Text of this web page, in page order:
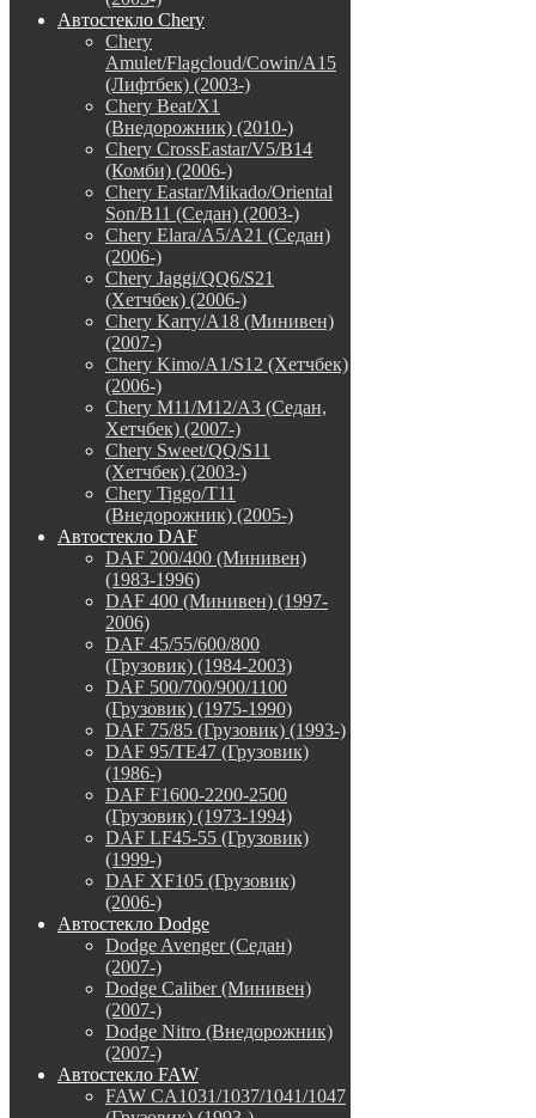
Автостекло Chery
Chery
Amulet/Flagcloud/Cowin/A15
(Лифтбек) (2003-)
Chery Beat/X1
(Внедорожник) (2010-)
Chery CrossEastar/V5/B14
(Комби) (2006-)
Chery Eastar/Mikado/Oriental
Son/B11 (Седан) (2003-)
Chery Elara/A5/A21 (Седан)
(2006-)
Chery Jaggi/QQ6/S21
(Хетчбек) (2006-)
Chery Karry/A18 (Минивен)
(2007-)
Chery Kimo/A1/S12 (Хетчбек)
(2006-)
Chery M11/M12/A3 (Седан,
Хетчбек) (2007-)
Chery Sweet/QQ/S11
(Хетчбек) (2003-)
Chery Tiggo/T11
(Внедорожник) (2005-)
Автостекло DAF
DAF 200/400 (Минивен)
(1983-1996)
DAF 400 (Минивен) (1997-
2006)
DAF 45/55/600/800
(Грузовик) (1984-2003)
DAF 500/700/900/1100
(Грузовик) (1975-1990)
DAF 75/85 (Грузовик) (1993-)
DAF 95/TE47 (Грузовик)
(1986-)
DAF F1600-2200-2500
(Грузовик) (1973-1994)
DAF LF45-55 (Грузовик)
(1999-)
DAF XF105 (Грузовик)
(2006-)
Автостекло Dodge
Dodge Avenger (Седан)
(2007-)
Dodge Caliber (Минивен)
(2007-)
Dodge Nitro (Внедорожник)
(2007-)
Автостекло FAW
FAW CA1031/1037/1041/1047